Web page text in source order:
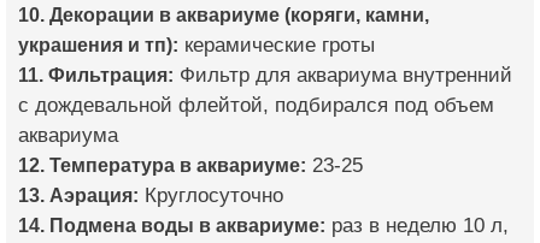
10. Декорации в аквариуме (коряги, камни,
украшения и тп): керамические гроты
11. Фильтрация: Фильтр для аквариума внутренний
с дождевальной флейтой, подбирался под объем
аквариума
12. Температура в аквариуме: 23-25
13. Аэрация: Круглосуточно
14. Подмена воды в аквариуме: раз в неделю 10 л,